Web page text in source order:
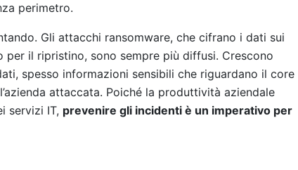
perimetro.
Gli attacchi ransomware, che cifrano i dati sui
il ripristino, sono sempre più diffusi. Crescono
spesso informazioni sensibili che riguardano il core
attaccata. Poiché la produttività aziendale
servizi IT, prevenire gli incidenti è un imperativo per